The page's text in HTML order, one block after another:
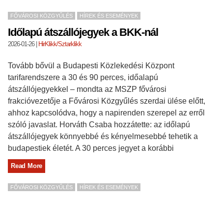
FŐVÁROSI KÖZGYŰLÉS HÍREK ÉS ESEMÉNYEK
Időlapú átszállójegyek a BKK-nál
2026-01-26| HirKlikk/Sztarklikk
Tovább bővül a Budapesti Közlekedési Központ
tarifarendszere a 30 és 90 perces, időalapú
átszállójegyekkel – mondta az MSZP fővárosi
frakcióvezetője a Fővárosi Közgyűlés szerdai ülése előtt,
ahhoz kapcsolódva, hogy a napirenden szerepel az erről
szóló javaslat. Horváth Csaba hozzátette: az időlapú
átszállójegyek könnyebbé és kényelmesebbé tehetik a
budapestiek életét. A 30 perces jegyet a korábbi
Read More
FŐVÁROSI KÖZGYŰLÉS HÍREK ÉS ESEMÉNYEK